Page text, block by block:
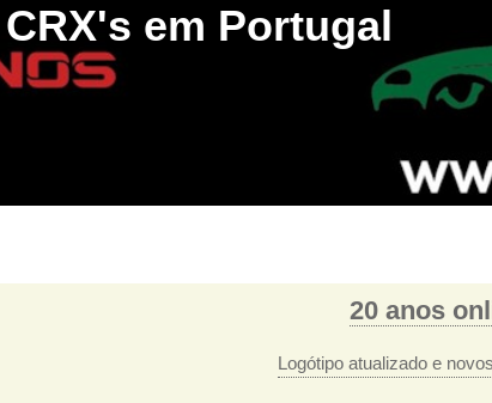
em Portugal
20 anos
Logótipo atualizado e